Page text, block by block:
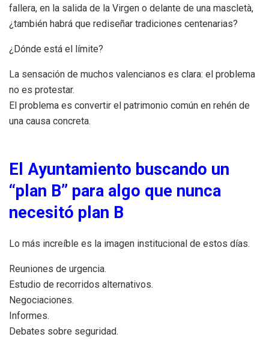
fallera, en la salida de la Virgen o delante de una mascletà,
¿también habrá que rediseñar tradiciones centenarias?
¿Dónde está el límite?
La sensación de muchos valencianos es clara: el problema
no es protestar.
El problema es convertir el patrimonio común en rehén de
una causa concreta.
El Ayuntamiento buscando un
“plan B” para algo que nunca
necesitó plan B
Lo más increíble es la imagen institucional de estos días.
Reuniones de urgencia.
Estudio de recorridos alternativos.
Negociaciones.
Informes.
Debates sobre seguridad.